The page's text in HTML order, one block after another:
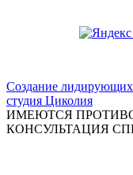
Создание лидирующих
студия Циколия
ИМЕЮТСЯ
КОНСУЛЬТАЦИЯ